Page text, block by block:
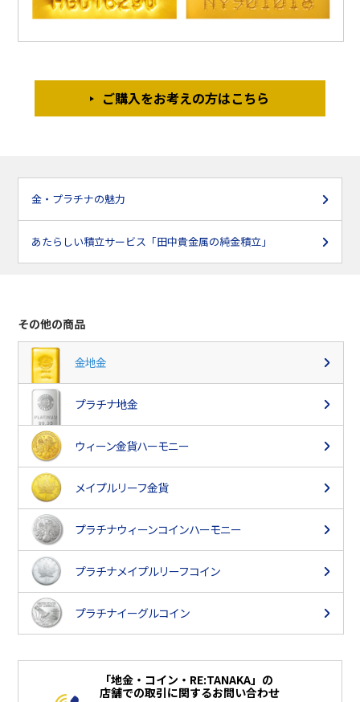
ご購入をお考えの方はこちら
金・プラチナの魅力
あたらしい積立サービス「田中貴金属の純金積立」
その他の商品
金地金
プラチナ地金
ウィーン金貨ハーモニー
メイプルリーフ金貨
プラチナウィーンコインハーモニー
プラチナメイプルリーフコイン
プラチナイーグルコイン
「地金・コイン・RE:TANAKA」の
店舗での取引に関するお問い合わせ